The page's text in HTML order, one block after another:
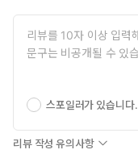
스포일러가 있습니다.
리뷰 작성 유의사항